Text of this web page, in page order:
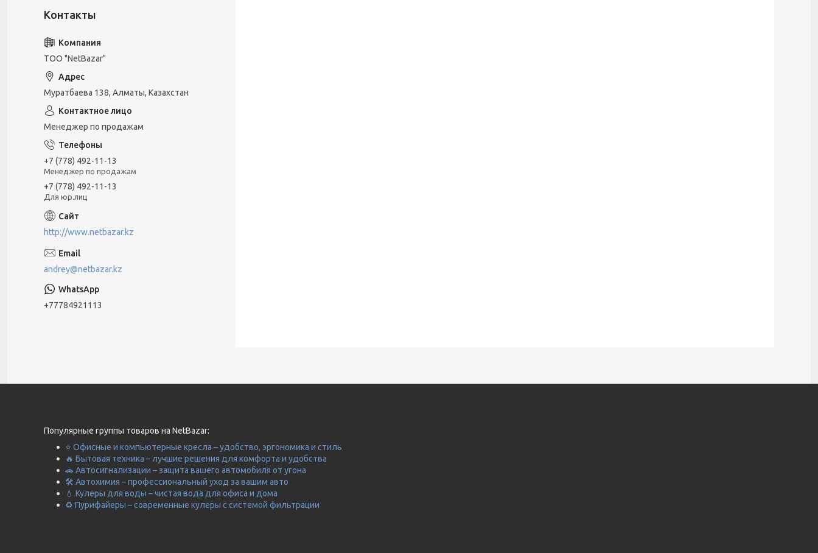
ТОО "NetBazar"
Муратбаева 138, Алматы, Казахстан
Менеджер по продажам
+7 (778) 492-11-13
Менеджер по продажам
+7 (778) 492-11-13
Для юр.лиц
http://www.netbazar.kz
andrey@netbazar.kz
+77784921113
Популярные группы товаров на NetBazar:
⭐ Офисные и компьютерные кресла – удобство, эргономика и стиль
🔥 Бытовая техника – лучшие решения для комфорта и удобства
🚗 Автосигнализации – защита вашего автомобиля от угона
🛠️ Автохимия – профессиональный уход за вашим авто
💧 Кулеры для воды – чистая вода для офиса и дома
♻️ Пурифайеры – современные кулеры с системой фильтрации